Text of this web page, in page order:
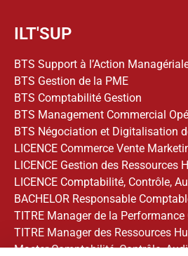
ILT'SUP
BTS Support à l’Action
BTS Gestion de la PME
BTS Comptabilité Gestion
BTS Management Commercial
BTS Négociation et Digitalisation
LICENCE Commerce Vente
LICENCE Gestion des Ressources
LICENCE Comptabilité, Contrôle,
BACHELOR Responsable
TITRE Manager de la
TITRE Manager des Ressources
Master Comptabilité, Contrôle,